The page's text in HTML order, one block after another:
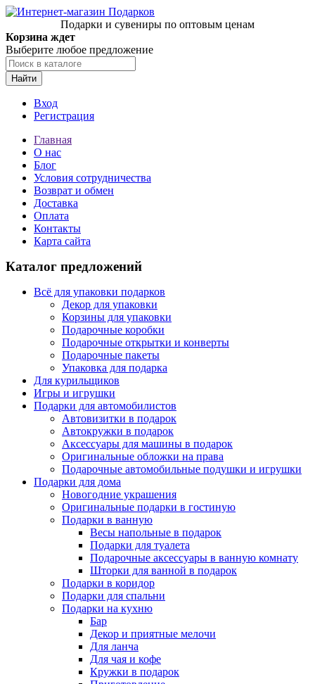
Подарки и сувениры по оптовым ценам
Корзина ждет
Выберите любое предложение
Найти
Вход
Регистрация
Главная
О нас
Блог
Условия сотрудничества
Возврат и обмен
Доставка
Оплата
Контакты
Карта сайта
Каталог предложений
Всё для упаковки подарков
Декор для упаковки
Корзины для упаковки
Подарочные коробки
Подарочные открытки и конверты
Подарочные пакеты
Упаковка для подарка
Для курильщиков
Игры и игрушки
Подарки для автомобилистов
Автовизитки в подарок
Автокружки в подарок
Аксессуары для машины в подарок
Оригинальные обложки на права
Подарочные автомобильные подушки и игрушки
Подарки для дома
Новогодние украшения
Оригинальные подарки в гостиную
Подарки в ванную
Весы напольные в подарок
Подарки для туалета
Подарочные аксессуары в ванную комнату
Шторки для ванной в подарок
Подарки в коридор
Подарки для спальни
Подарки на кухню
Бар
Декор и приятные мелочи
Для ланча
Для чая и кофе
Кружки в подарок